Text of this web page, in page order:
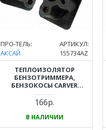
ПРО-ТЕЛЬ:
АКСАЙ
АРТИКУЛ:
155734AZ
ТЕПЛОИЗОЛЯТОР
БЕНЗОТРИММЕРА,
БЕНЗОКОСЫ CARVER
(КАРВЕР) GBC-043, GBC-052,
PBC-43, PBC-52
166р.
В НАЛИЧИИ